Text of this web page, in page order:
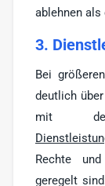
ablehnen als
3.
Bei
deutlich
mit
Rechte
geregelt